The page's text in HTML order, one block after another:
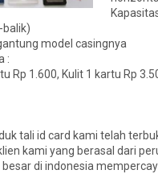
balik)
model casingnya
:
Rp 1.600, Kulit 1 kartu Rp
tali id card kami telah
kami yang berasal dari
di indonesia